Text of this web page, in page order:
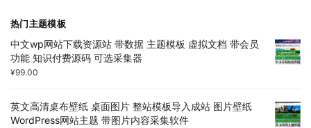
热门主题模板
中文wp网站下载资源站 带数据 主题模板 虚拟文档 带会员
功能 知识付费源码 可选采集器
¥99.00
英文高清桌布壁纸 桌面图片 整站模板导入成站 图片壁纸
WordPress网站主题 带图片内容采集软件